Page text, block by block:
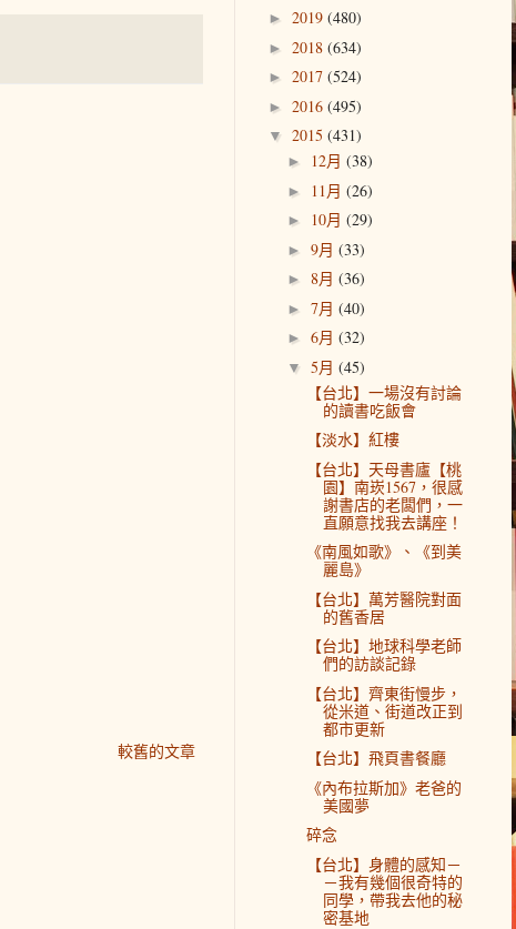
較舊的文章
► 2019 (480)
► 2018 (634)
► 2017 (524)
► 2016 (495)
▼ 2015 (431)
► 12月 (38)
► 11月 (26)
► 10月 (29)
► 9月 (33)
► 8月 (36)
► 7月 (40)
► 6月 (32)
▼ 5月 (45)
【台北】一場沒有討論
的讀書吃飯會
【淡水】紅樓
【台北】天母書廬【桃
園】南崁1567，很感
謝書店的老闆們，一
直願意找我去講座！
《南風如歌》、《到美
麗島》
【台北】萬芳醫院對面
的舊香居
【台北】地球科學老師
們的訪談記錄
【台北】齊東街慢步，
從米道、街道改正到
都市更新
【台北】飛頁書餐廳
《內布拉斯加》老爸的
美國夢
碎念
【台北】身體的感知－
－我有幾個很奇特的
同學，帶我去他的秘
密基地